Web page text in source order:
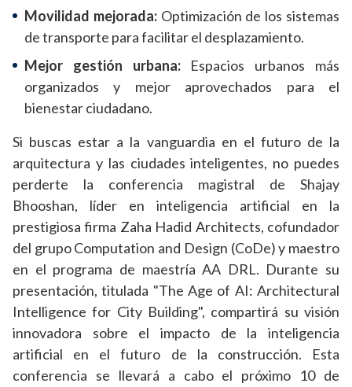
Movilidad mejorada:Optimización de los sistemas
de transporte para facilitar el desplazamiento.
Mejor gestión urbana:Espacios urbanos más
organizados y mejor aprovechados para el
bienestar ciudadano.
Si buscas estar a la vanguardia en el futuro de la
arquitectura y las ciudades inteligentes, no puedes
perderte la conferencia magistral de Shajay
Bhooshan, líder en inteligencia artificial en la
prestigiosa firma Zaha Hadid Architects, cofundador
del grupo Computation and Design (CoDe) y maestro
en el programa de maestría AA DRL. Durante su
presentación, titulada "The Age of AI: Architectural
Intelligence for City Building", compartirá su visión
innovadora sobre el impacto de la inteligencia
artificial en el futuro de la construcción. Esta
conferencia se llevará a cabo el próximo 10 de